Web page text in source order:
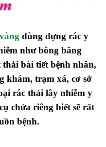
dùng đựng rác y
như bông băng
bài tiết bệnh nhân,
khám, trạm xá, cơ sở
rác thải lây nhiễm y
chứa riêng biết sẽ rất
bệnh.